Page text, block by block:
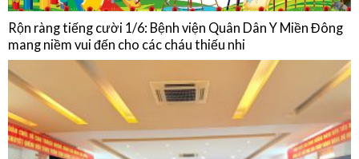
Rộn ràng tiếng cười 1/6: Bệnh viện Quân Dân Y Miền Đông
mang niềm vui đến cho các cháu thiếu nhi